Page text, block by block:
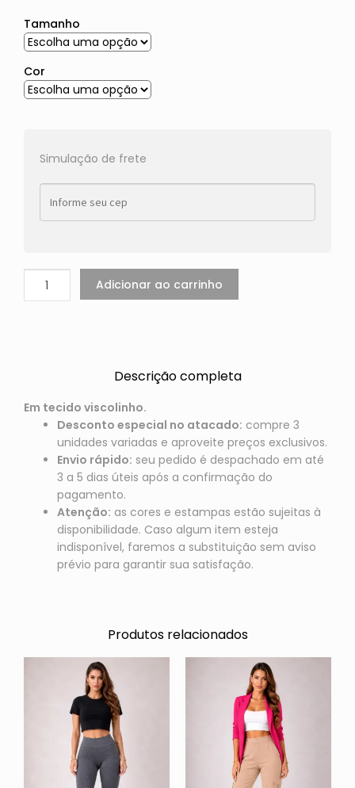
Tamanho
Cor
Simulação de frete
Adicionar ao carrinho
Descrição completa
Em tecido viscolinho.
Desconto especial no atacado: compre 3
unidades variadas e aproveite preços exclusivos.
Envio rápido: seu pedido é despachado em até
3 a 5 dias úteis após a confirmação do
pagamento.
Atenção: as cores e estampas estão sujeitas à
disponibilidade. Caso algum item esteja
indisponível, faremos a substituição sem aviso
prévio para garantir sua satisfação.
Produtos relacionados